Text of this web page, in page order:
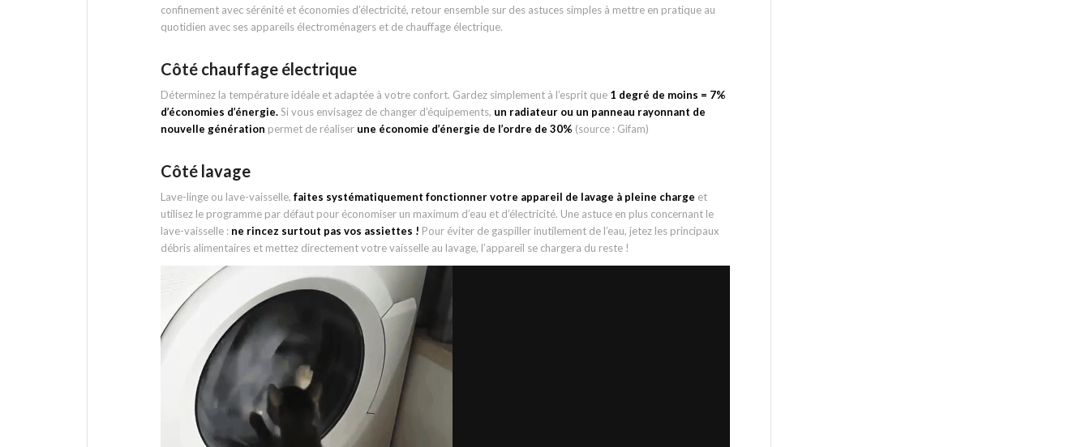
confinement avec sérénité et économies d’électricité, retour ensemble sur des astuces simples à mettre en pratique au
quotidien avec ses appareils électroménagers et de chauffage électrique.
Côté chauffage électrique
Déterminez la température idéale et adaptée à votre confort. Gardez simplement à l’esprit que 1 degré de moins = 7%
d’économies d’énergie.Si vous envisagez de changer d’équipements, un radiateur ou un panneau rayonnant de
nouvelle génération permet de réaliser une économie d’énergie de l’ordre de 30% (source : Gifam)
Côté lavage
Lave-linge ou lave-vaisselle, faites systématiquement fonctionner votre appareil de lavage à pleine charge et
utilisez le programme par défaut pour économiser un maximum d’eau et d’électricité. Une astuce en plus concernant le
lave-vaisselle : ne rincez surtout pas vos assiettes ! Pour éviter de gaspiller inutilement de l’eau, jetez les principaux
débris alimentaires et mettez directement votre vaisselle au lavage, l’appareil se chargera du reste !